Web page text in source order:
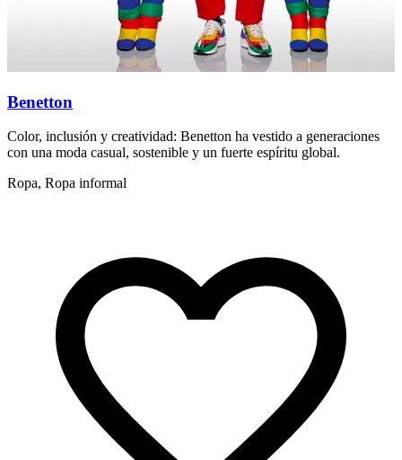
Benetton
Color, inclusión y creatividad: Benetton ha vestido a generaciones
con una moda casual, sostenible y un fuerte espíritu global.
Ropa, Ropa informal